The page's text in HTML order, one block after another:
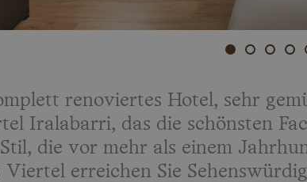
renoviertes Hotel, sehr
Iralabarri, das die schönsten
die vor mehr als einem
Viertel erreichen Sie